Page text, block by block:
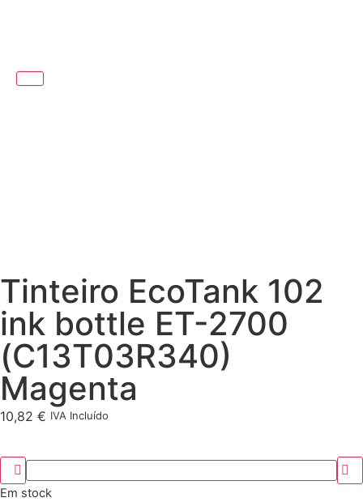
Tinteiro EcoTank 102
ink bottle ET-2700
(C13T03R340)
Magenta
10,82 € IVA Incluído
Em stock